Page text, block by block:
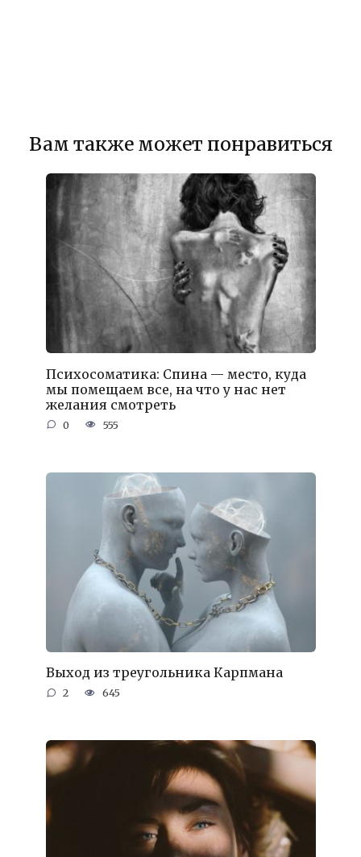
Вам также может понравиться
Психосоматика: Спина — место, куда
мы помещаем все, на что у нас нет
желания смотреть
0 555
Выход из треугольника Карпмана
2 645